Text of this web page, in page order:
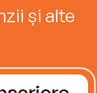
și alte